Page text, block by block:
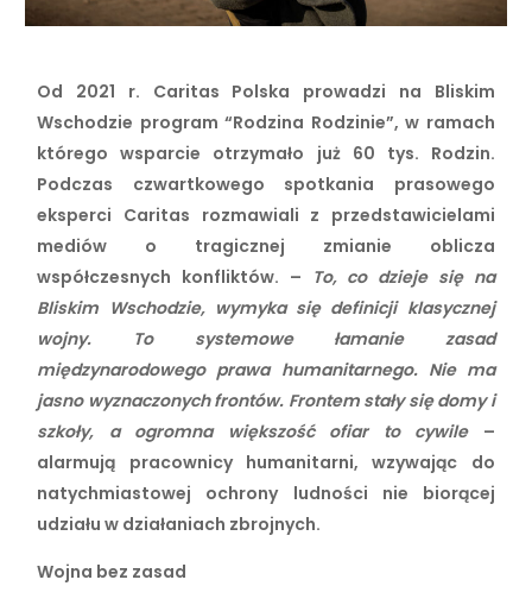
Od 2021 r. Caritas Polska prowadzi na Bliskim
Wschodzie program “Rodzina Rodzinie”, w ramach
którego wsparcie otrzymało już 60 tys. Rodzin.
Podczas czwartkowego spotkania prasowego
eksperci Caritas rozmawiali z przedstawicielami
mediów o tragicznej zmianie oblicza
współczesnych konfliktów. – To, co dzieje się na
Bliskim Wschodzie, wymyka się definicji klasycznej
wojny. To systemowe łamanie zasad
międzynarodowego prawa humanitarnego. Nie ma
jasno wyznaczonych frontów. Frontem stały się domy i
szkoły, a ogromna większość ofiar to cywile –
alarmują pracownicy humanitarni, wzywając do
natychmiastowej ochrony ludności nie biorącej
udziału w działaniach zbrojnych.
Wojna bez zasad